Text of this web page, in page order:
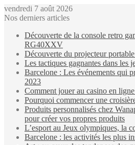
vendredi 7 août 2026
Nos derniers articles
Découverte de la console retro
RG40XXV
Découverte du projecteur
Les tactiques gagnantes dans les
Barcelone : Les événements qui
2023
Comment jouer au casino en
Pourquoi commencer une
Produits personnalisés chez
pour créer vos propres produits
L’esport au Jeux olympiques, la
Barcelone : les activités les plus